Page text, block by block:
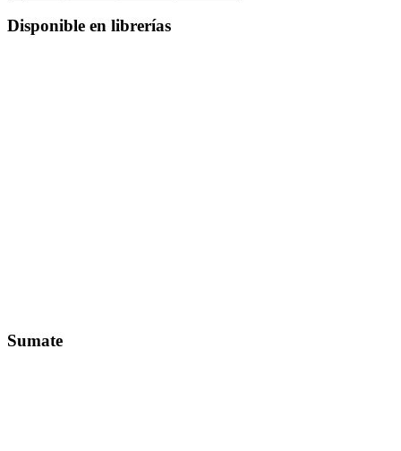
Disponible en librerías
Sumate